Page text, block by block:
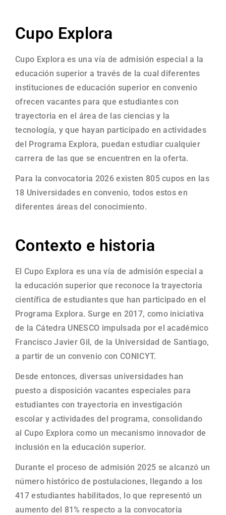
Cupo Explora
Cupo Explora es una vía de admisión especial a la
educación superior a través de la cual diferentes
instituciones de educación superior en convenio
ofrecen vacantes para que estudiantes con
trayectoria en el área de las ciencias y la
tecnología, y que hayan participado en actividades
del Programa Explora, puedan estudiar cualquier
carrera de las que se encuentren en la oferta.
Para la convocatoria 2026 existen 805 cupos en las
18 Universidades en convenio, todos estos en
diferentes áreas del conocimiento.
Contexto e historia
El Cupo Explora es una vía de admisión especial a
la educación superior que reconoce la trayectoria
científica de estudiantes que han participado en el
Programa Explora. Surge en 2017, como iniciativa
de la Cátedra UNESCO impulsada por el académico
Francisco Javier Gil, de la Universidad de Santiago,
a partir de un convenio con CONICYT.
Desde entonces, diversas universidades han
puesto a disposición vacantes especiales para
estudiantes con trayectoria en investigación
escolar y actividades del programa, consolidando
al Cupo Explora como un mecanismo innovador de
inclusión en la educación superior.
Durante el proceso de admisión 2025 se alcanzó un
número histórico de postulaciones, llegando a los
417 estudiantes habilitados, lo que representó un
aumento del 81% respecto a la convocatoria